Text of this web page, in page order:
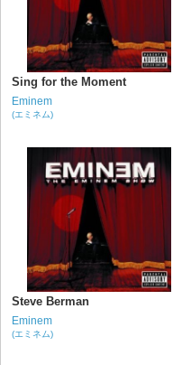
Sing for the Moment
Eminem
(エミネム)
Steve Berman
Eminem
(エミネム)